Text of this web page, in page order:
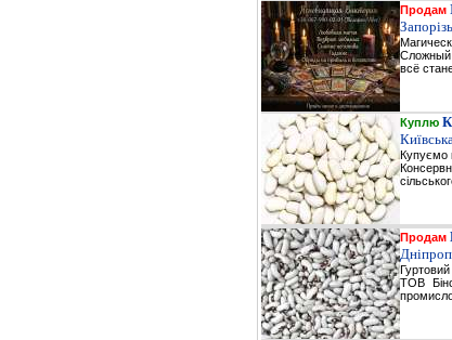
Продам
Сложный
всё
Куплю
Купуємо
Продам
ТОВ